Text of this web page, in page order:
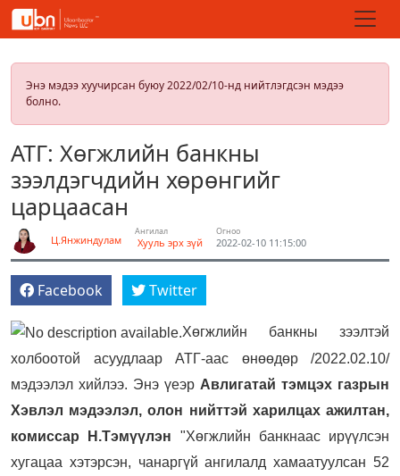
Энэ мэдээ хуучирсан буюу 2022/02/10-нд нийтлэгдсэн мэдээ
болно.
АТГ: Хөгжлийн банкны
зээлдэгчдийн хөрөнгийг
царцаасан
Ц.Янжиндулам
Ангилал
Хууль эрх зүй
Огноо
2022-02-10 11:15:00
Facebook Twitter
Хөгжлийн банкны зээлтэй
холбоотой асуудлаар АТГ-аас өнөөдөр /2022.02.10/
мэдээлэл хийлээ. Энэ үеэр Авлигатай тэмцэх газрын
Хэвлэл мэдээлэл, олон нийттэй харилцах ажилтан,
комиссар Н.Тэмүүлэн "Хөгжлийн банкнаас ирүүлсэн
хугацаа хэтэрсэн, чанаргүй ангилалд хамаатуулсан 52